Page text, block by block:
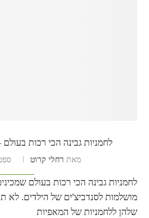
לחמניות גבינה הכי רכות
מאת רחלי קרוט
לחמניות גבינה הכי רכות בעולם
מושלמות לסנדביצ'ים של הילדים. לא
שלהן ללחמניות של המאפיות